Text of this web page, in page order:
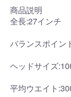
商品説明
全長:27インチ
バランスポイン
ヘッドサイズ
平均ウエイト